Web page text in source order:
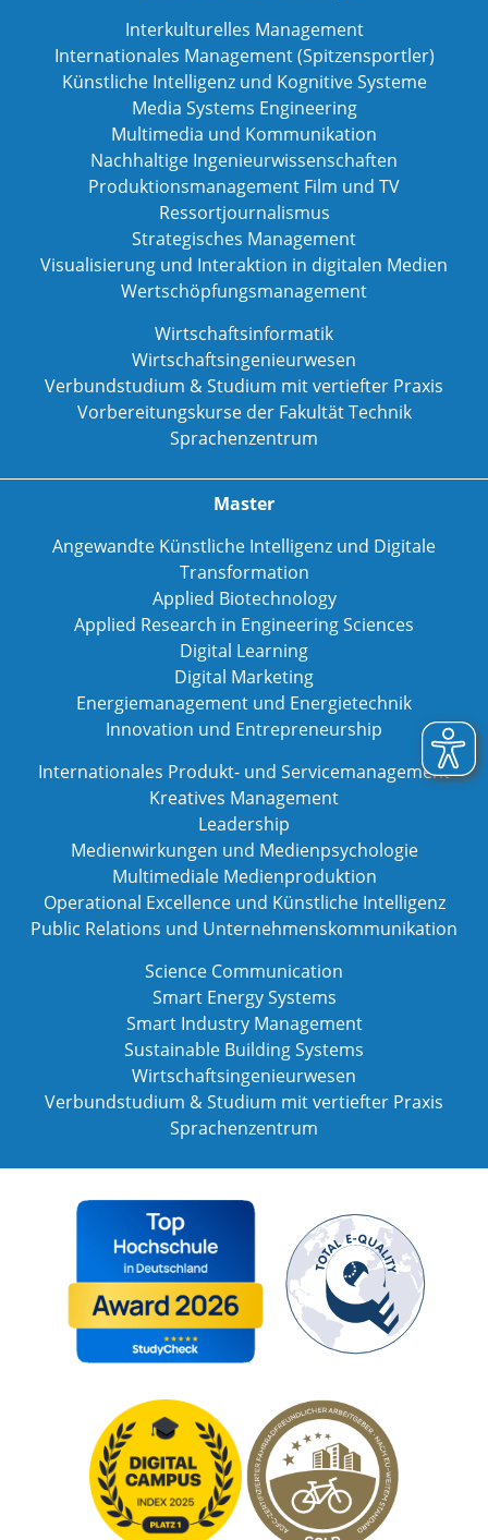
Interkulturelles Management
Internationales Management (Spitzensportler)
Künstliche Intelligenz und Kognitive Systeme
Media Systems Engineering
Multimedia und Kommunikation
Nachhaltige Ingenieurwissenschaften
Produktionsmanagement Film und TV
Ressortjournalismus
Strategisches Management
Visualisierung und Interaktion in digitalen Medien
Wertschöpfungsmanagement
Wirtschaftsinformatik
Wirtschaftsingenieurwesen
Verbundstudium & Studium mit vertiefter Praxis
Vorbereitungskurse der Fakultät Technik
Sprachenzentrum
Master
Angewandte Künstliche Intelligenz und Digitale
Transformation
Applied Biotechnology
Applied Research in Engineering Sciences
Digital Learning
Digital Marketing
Energiemanagement und Energietechnik
Innovation und Entrepreneurship
Internationales Produkt- und Servicemanagement
Kreatives Management
Leadership
Medienwirkungen und Medienpsychologie
Multimediale Medienproduktion
Operational Excellence und Künstliche Intelligenz
Public Relations und Unternehmenskommunikation
Science Communication
Smart Energy Systems
Smart Industry Management
Sustainable Building Systems
Wirtschaftsingenieurwesen
Verbundstudium & Studium mit vertiefter Praxis
Sprachenzentrum